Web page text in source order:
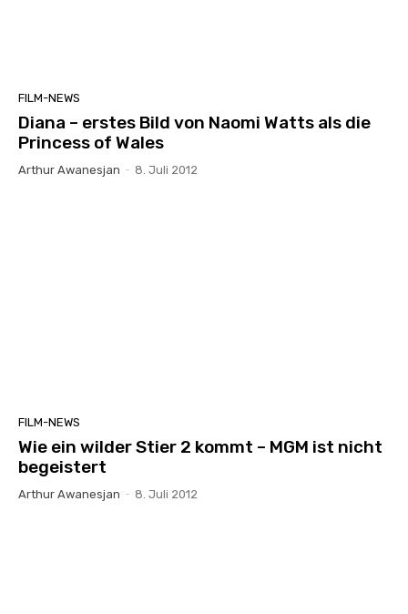
FILM-NEWS
Diana – erstes Bild von Naomi Watts als die
Princess of Wales
Arthur Awanesjan - 8. Juli 2012
FILM-NEWS
Wie ein wilder Stier 2 kommt – MGM ist nicht
begeistert
Arthur Awanesjan - 8. Juli 2012